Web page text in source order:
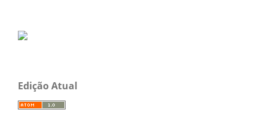
Edição Atual